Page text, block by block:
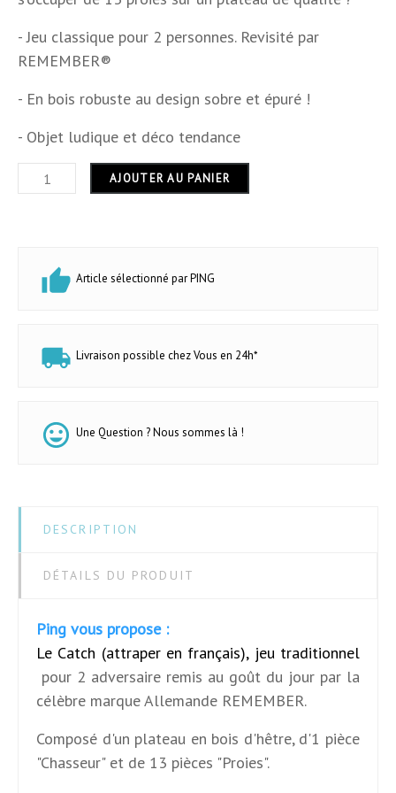
- Jeu classique pour 2 personnes. Revisité par
REMEMBER®
- En bois robuste au design sobre et épuré !
- Objet ludique et déco tendance
AJOUTER AU PANIER
Article sélectionné par PING
Livraison possible chez Vous en 24h*
Une Question ? Nous sommes là !
DESCRIPTION
DÉTAILS DU PRODUIT
Ping vous propose :
Le Catch (attraper en français), jeu traditionnel
pour 2 adversaire remis au goût du jour par la
célèbre marque Allemande REMEMBER.
Composé d'un plateau en bois d'hêtre, d'1 pièce
"Chasseur" et de 13 pièces "Proies".
Garantie